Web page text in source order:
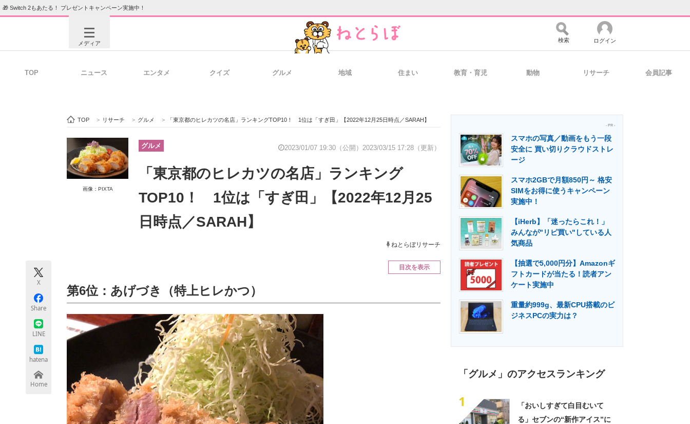
🎁 Switch 2もあたる！ プレゼントキャンペーン実施中！
メディア
ビジネスと働き方のヒント 経営リーダーのコミュニティ マーケ×ITの今がよく分かる
ITエンジニア向け専門サイト IT製品の技術・比較・事例 製造業のIT導入・活用を支援
エネルギーの専門メディア 建設×テクノロジーの最前線
ちょっと気になるネットの話題
検索 ログイン
TOP ニュース エンタメ クイズ グルメ 地域 住まい 教育・育児 動物 リサーチ 会員記事
TOP > リサーチ > グルメ > 「東京都のヒレカツの名店」ランキングTOP10！ 1位は「すぎ田」【2022年12月25日時点／SARAH】
画像：PIXTA
グルメ 2023/01/07 19:30（公開） 2023/03/15 17:28（更新）
「東京都のヒレカツの名店」ランキング
TOP10！ 1位は「すぎ田」【2022年12月25
日時点／SARAH】
ねとらぼリサーチ
X
Share
LINE
hatena
Home
目次を表示
第6位：あげづき（特上ヒレかつ）
- PR -
スマホの写真／動画をもう一段
安全に 買い切りクラウドストレ
ージ
スマホ2GBで月額850円～ 格安
SIMをお得に使うキャンペーン
実施中！
【iHerb】「迷ったらこれ！」
みんなが"リピ買い"している人
気商品
【抽選で5,000円分】Amazonギ
フトカードが当たる！読者アン
ケート実施中
重量約999g、最新CPU搭載のビ
ジネスPCの実力は？
「グルメ」のアクセスランキング
1
「おいしすぎて白目むいて
る」セブンの“新作アイス”に